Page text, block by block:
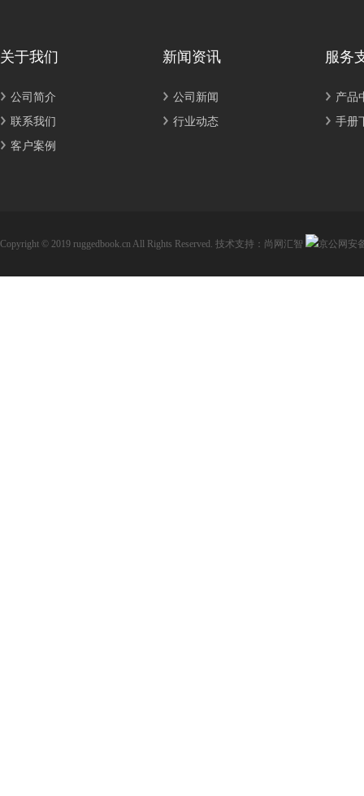
关于我们
公司简介
联系我们
客户案例
新闻资讯
公司新闻
行业动态
服务
产品
手册
Copyright © 2019 ruggedbook.cn All Rights Reserved. 技术支持：尚网汇智 京公网安